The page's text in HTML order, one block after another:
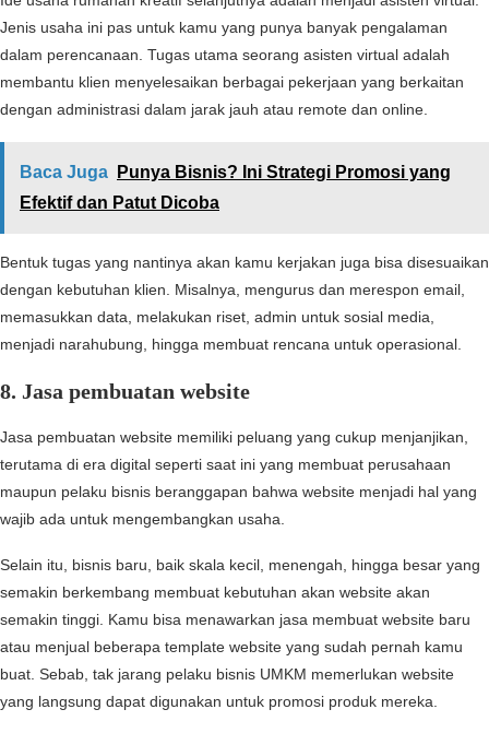
Jenis usaha ini pas untuk kamu yang punya banyak pengalaman
dalam perencanaan. Tugas utama seorang asisten virtual adalah
membantu klien menyelesaikan berbagai pekerjaan yang berkaitan
dengan administrasi dalam jarak jauh atau remote dan online.
Baca Juga
Punya Bisnis? Ini Strategi Promosi yang
Efektif dan Patut Dicoba
Bentuk tugas yang nantinya akan kamu kerjakan juga bisa disesuaikan
dengan kebutuhan klien. Misalnya, mengurus dan merespon email,
memasukkan data, melakukan riset, admin untuk sosial media,
menjadi narahubung, hingga membuat rencana untuk operasional.
8. Jasa pembuatan website
Jasa pembuatan website memiliki peluang yang cukup menjanjikan,
terutama di era digital seperti saat ini yang membuat perusahaan
maupun pelaku bisnis beranggapan bahwa website menjadi hal yang
wajib ada untuk mengembangkan usaha.
Selain itu, bisnis baru, baik skala kecil, menengah, hingga besar yang
semakin berkembang membuat kebutuhan akan website akan
semakin tinggi. Kamu bisa menawarkan jasa membuat website baru
atau menjual beberapa template website yang sudah pernah kamu
buat. Sebab, tak jarang pelaku bisnis UMKM memerlukan website
yang langsung dapat digunakan untuk promosi produk mereka.